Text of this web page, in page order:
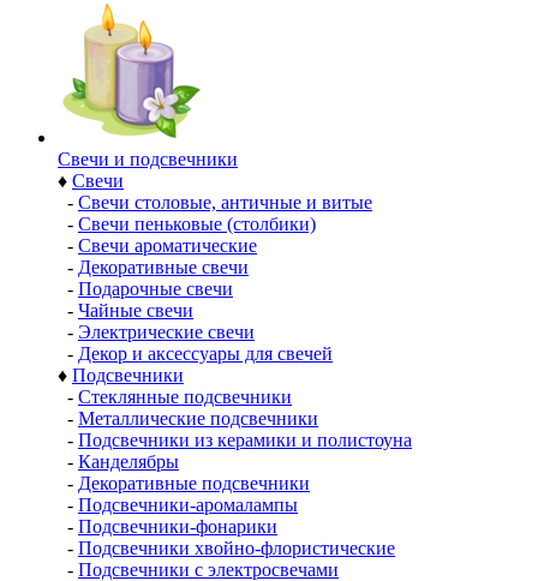
Свечи и подсвечники
♦ Свечи
- Свечи столовые, античные и витые
- Свечи пеньковые (столбики)
- Свечи ароматические
- Декоративные свечи
- Подарочные свечи
- Чайные свечи
- Электрические свечи
- Декор и аксессуары для свечей
♦ Подсвечники
- Стеклянные подсвечники
- Металлические подсвечники
- Подсвечники из керамики и полистоуна
- Канделябры
- Декоративные подсвечники
- Подсвечники-аромалампы
- Подсвечники-фонарики
- Подсвечники хвойно-флористические
- Подсвечники с электросвечами